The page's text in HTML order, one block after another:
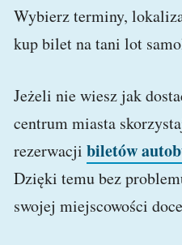
Wybierz terminy,
kup bilet na tani lot
Jeżeli nie wiesz jak
centrum miasta
rezerwacji biletów
Dzięki temu bez
swojej miejscowości